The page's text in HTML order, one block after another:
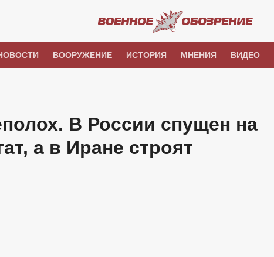
ВООРУЖЕНИЕ ИСТОРИЯ МНЕНИЯ ВИДЕО
В России спущен на
а в Иране строят